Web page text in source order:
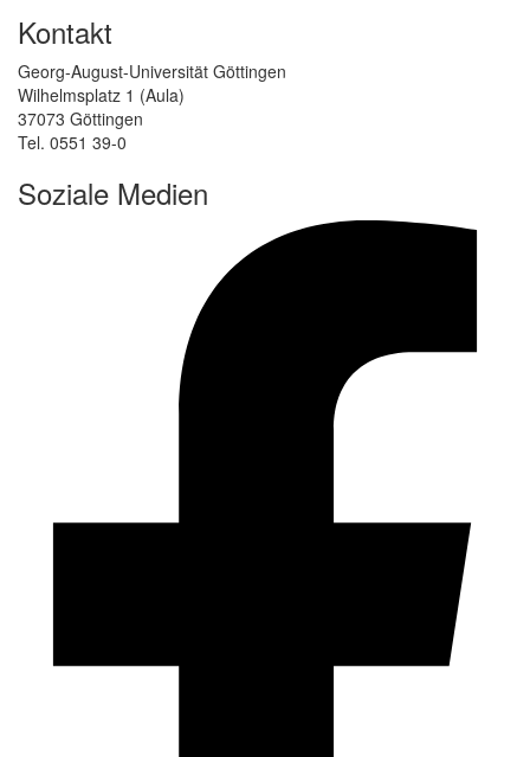
Kontakt
Georg-August-Universität Göttingen
Wilhelmsplatz 1 (Aula)
37073 Göttingen
Tel. 0551 39-0
Soziale Medien